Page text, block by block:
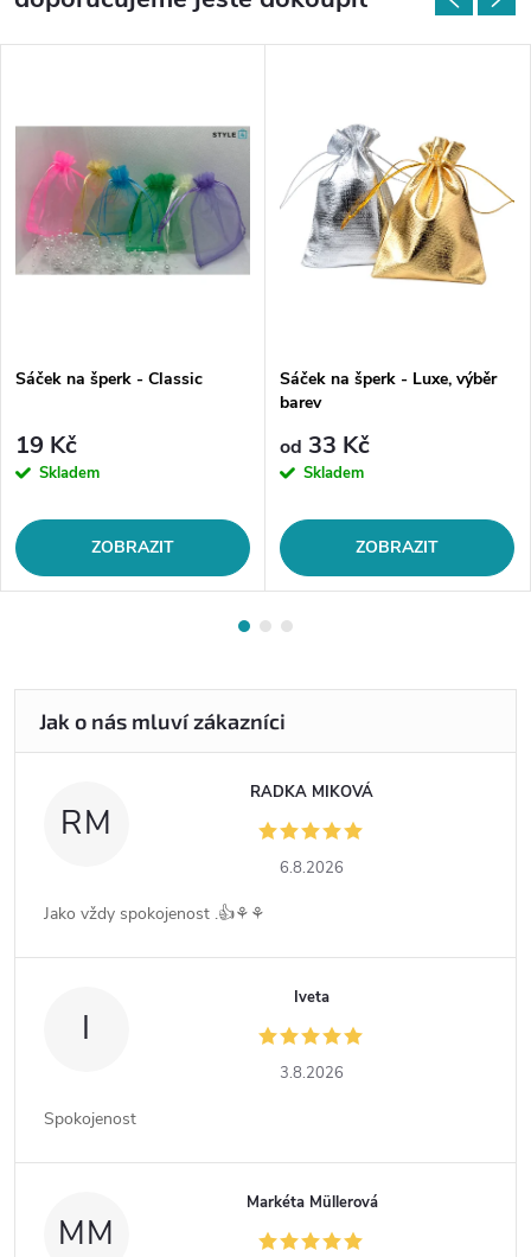
Sáček na šperk - Classic
19 Kč
Skladem
ZOBRAZIT
Sáček na šperk - Luxe, výběr
barev
od 33 Kč
Skladem
ZOBRAZIT
RM
RADKA MIKOVÁ
6.8.2026
Jako vždy spokojenost .👍⚘️⚘️
I
Iveta
3.8.2026
Spokojenost
MM
Markéta Müllerová